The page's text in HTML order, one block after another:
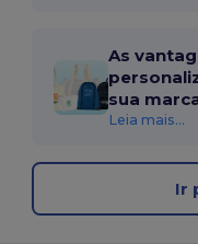
As
sua
Leia mais...
Ir